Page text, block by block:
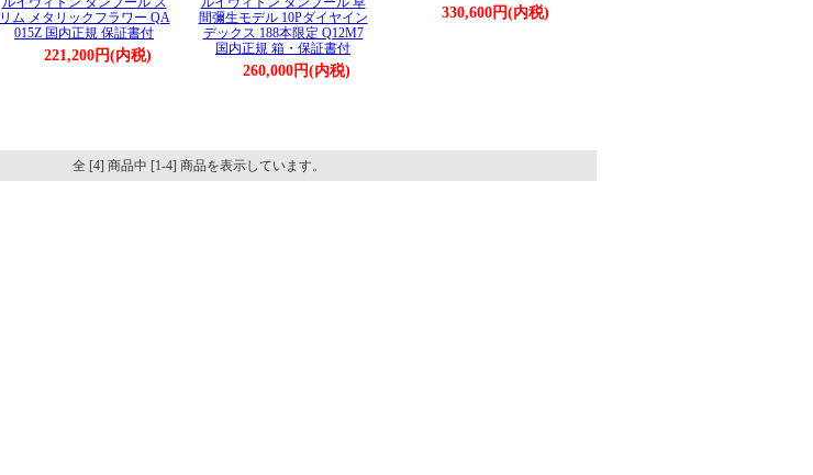
リム メタリックフラワー QA
015Z 国内正規 保証書付
221,200円(内税)
間彌生モデル 10Pダイヤイン
デックス 188本限定 Q12M7
国内正規 箱・保証書付
260,000円(内税)
330,600円(内税)
全 [4] 商品中 [1-4] 商品を表示しています。